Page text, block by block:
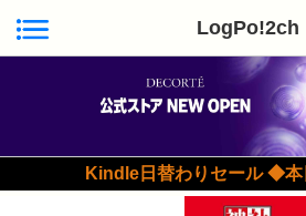
LogPo!2ch
Kindle日替わりセール ◆本